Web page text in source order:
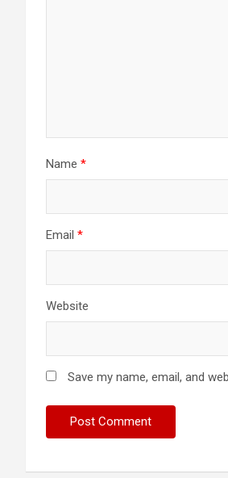
Name *
Email *
Website
Save my name, email, and